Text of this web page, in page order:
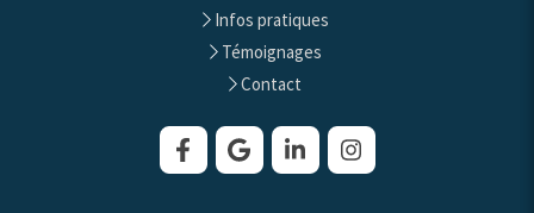
Infos pratiques
Témoignages
Contact